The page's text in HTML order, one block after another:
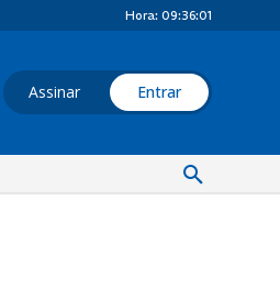
Hora: 09:36:01
Assinar Entrar